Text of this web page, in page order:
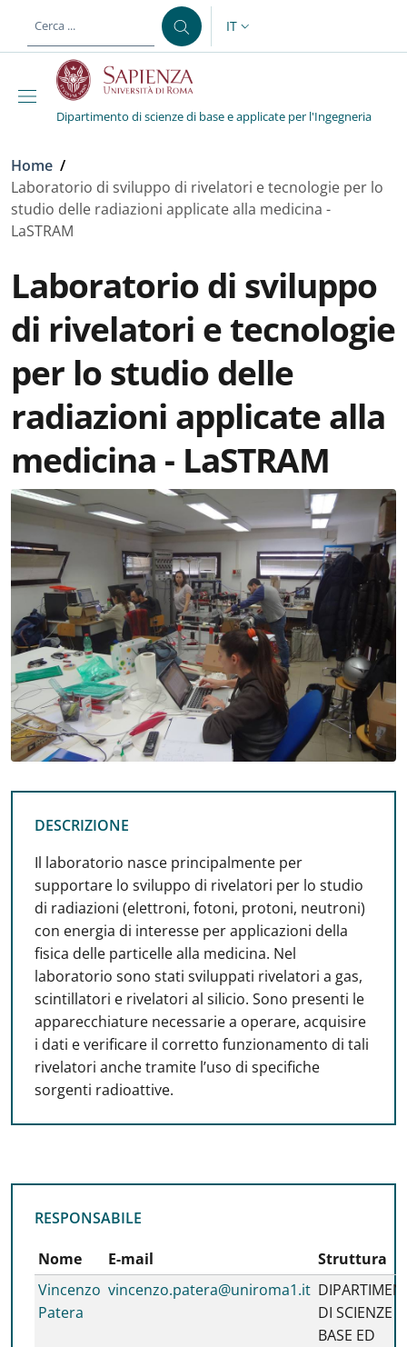
al contenuto principale
SELETTORE LINGUA:
IT
Dipartimento di scienze di base e applicate per l'Ingegneria
Briciole di pane
Home /
Laboratorio di sviluppo di rivelatori e tecnologie per lo
studio delle radiazioni applicate alla medicina -
LaSTRAM
Laboratorio di sviluppo
di rivelatori e tecnologie
per lo studio delle
radiazioni applicate alla
medicina - LaSTRAM
DESCRIZIONE
DESCRIZIONE
Il laboratorio nasce principalmente per
supportare lo sviluppo di rivelatori per lo studio
di radiazioni (elettroni, fotoni, protoni, neutroni)
con energia di interesse per applicazioni della
fisica delle particelle alla medicina. Nel
laboratorio sono stati sviluppati rivelatori a gas,
scintillatori e rivelatori al silicio. Sono presenti le
apparecchiature necessarie a operare, acquisire
i dati e verificare il corretto funzionamento di tali
rivelatori anche tramite l’uso di specifiche
sorgenti radioattive.
RESPONSABILE
RESPONSABILE
Nome E-mail
Struttura
Vincenzo
Patera
vincenzo.patera@uniroma1.it
DI SCIENZE
BASE ED